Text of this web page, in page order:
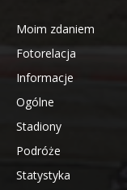
Moim zdaniem
Fotorelacja
Informacje
Ogólne
Stadiony
Podróże
Statystyka